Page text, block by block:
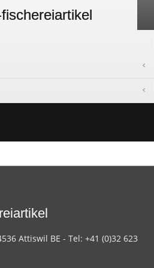
Attiswil BE - Tel: +41 (0)32 623